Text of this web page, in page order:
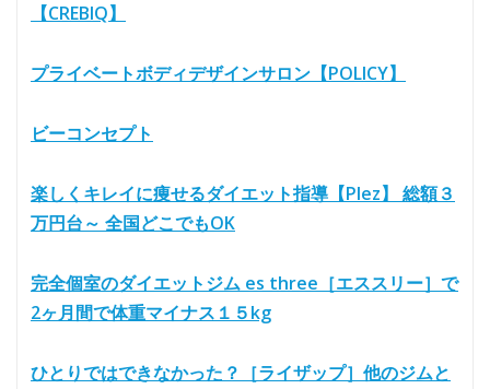
【CREBIQ】
プライベートボディデザインサロン【POLICY】
ビーコンセプト
楽しくキレイに痩せるダイエット指導【Plez】 総額３
万円台～ 全国どこでもOK
完全個室のダイエットジム es three［エススリー］で
2ヶ月間で体重マイナス１５kg
ひとりではできなかった？［ライザップ］他のジムと